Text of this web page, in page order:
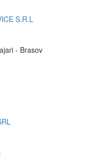
S.R.L
- Brasov